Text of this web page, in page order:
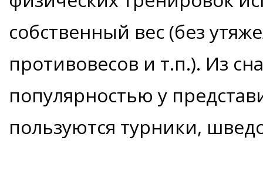
собственный вес (без
противовесов и т.п.). Из
популярностью у
пользуются турники,